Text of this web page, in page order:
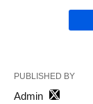
PUBLISHED BY
Admin